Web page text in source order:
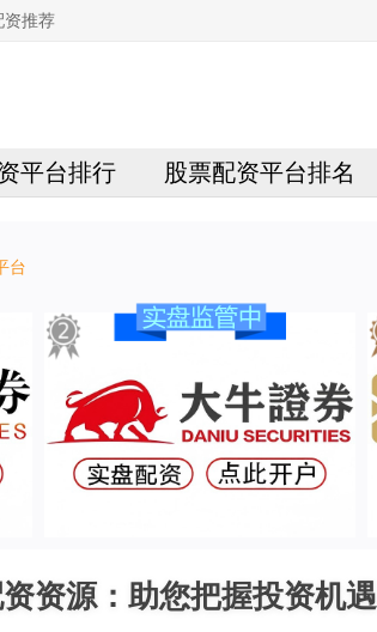
资推荐
平台排行 股票配资平台排名
台
资源：助您把握投资机遇